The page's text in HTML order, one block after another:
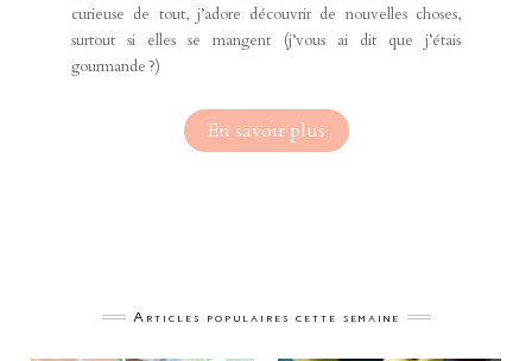
curieuse de tout, j’adore découvrir de nouvelles choses,
surtout si elles se mangent (j’vous ai dit que j’étais
gourmande ?)
En savoir plus
Articles populaires cette semaine